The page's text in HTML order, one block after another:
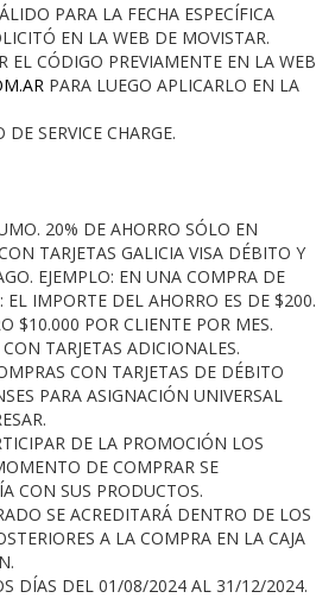
PARA LA FECHA ESPECÍFICA
EN LA WEB DE MOVISTAR.
EL CÓDIGO PREVIAMENTE EN LA WEB
PARA LUEGO APLICARLO EN LA
SERVICE CHARGE.
20% DE AHORRO SÓLO EN
TARJETAS GALICIA VISA DÉBITO Y
EJEMPLO: EN UNA COMPRA DE
IMPORTE DEL AHORRO ES DE $200.
$10.000 POR CLIENTE POR MES.
TARJETAS ADICIONALES.
CON TARJETAS DE DÉBITO
PARA ASIGNACIÓN UNIVERSAL
DE LA PROMOCIÓN LOS
DE COMPRAR SE
CON SUS PRODUCTOS.
SE ACREDITARÁ DENTRO DE LOS
A LA COMPRA EN LA CAJA
DÍAS DEL 01/08/2024 AL 31/12/2024.